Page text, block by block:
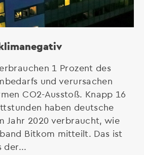
1 Prozent des
und verursachen
CO2-Ausstoß. Knapp 16
haben deutsche
Jahr 2020 verbraucht, wie
Bitkom mitteilt. Das ist